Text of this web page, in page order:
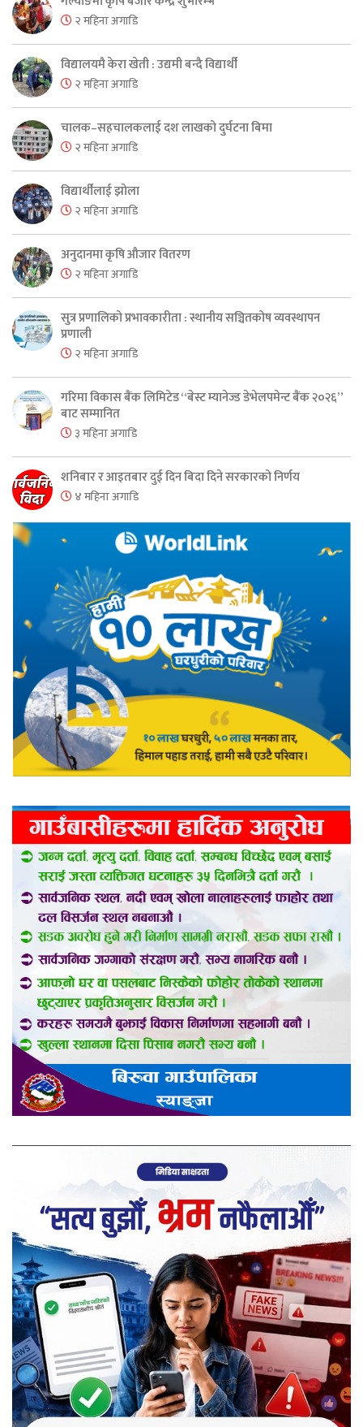
२ महिना अगाडि
विद्यालयमै केरा खेती : उद्यमी बन्दै विद्यार्थी
२ महिना अगाडि
चालक–सहचालकलाई दश लाखको दुर्घटना बिमा
२ महिना अगाडि
विद्यार्थीलाई झोला
२ महिना अगाडि
अनुदानमा कृषि औजार वितरण
२ महिना अगाडि
सुत्र प्रणालिको प्रभावकारीता : स्थानीय सञ्चितकोष व्यवस्थापन
प्रणाली
२ महिना अगाडि
गरिमा विकास बैंक लिमिटेड “बेस्ट म्यानेज्ड डेभेलपमेन्ट बैंक २०२६”
बाट सम्मानित
३ महिना अगाडि
शनिबार र आइतबार दुई दिन बिदा दिने सरकारको निर्णय
४ महिना अगाडि